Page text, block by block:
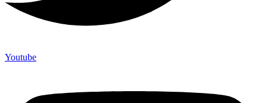
Youtube